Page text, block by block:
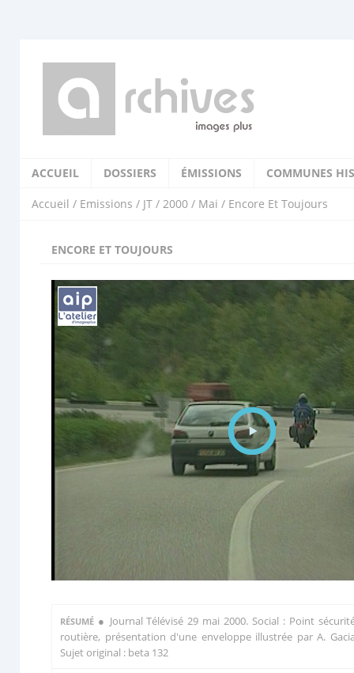
ACCUEIL DOSSIERS ÉMISSIONS COMMUNES
Accueil / Emissions / JT / 2000 / Mai / Encore Et Toujours
ENCORE ET TOUJOURS
RÉSUMÉ ● Journal Télévisé 29 mai 2000. Social : Point
routière, présentation d'une enveloppe illustrée par A.
Sujet original : beta 132